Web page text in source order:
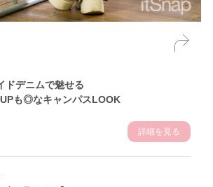
ドデニムで魅せる
も◎なキャンパスLOOK
詳細を見る